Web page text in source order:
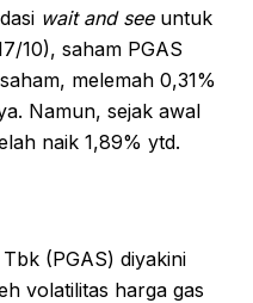
wait and seeuntuk
10), saham PGAS
melemah 0,31%
Namun, sejak awal
naik 1,89% ytd.
(PGAS) diyakini
volatilitas harga gas